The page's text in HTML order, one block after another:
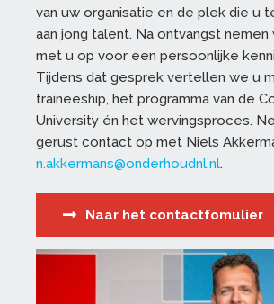
van uw organisatie en de plek die u
aan jong talent. Na ontvangst
met u op voor een persoonlijke
Tijdens dat gesprek vertellen we u
traineeship, het programma van de
University én het wervingsproces.
gerust contact op met Niels
n.akkermans@onderhoudnl.nl.
Naar het contactfomulier